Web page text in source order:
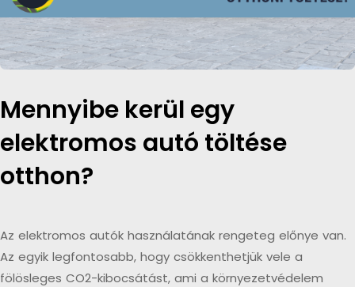
Mennyibe kerül egy
elektromos autó töltése
otthon?
Az elektromos autók használatának rengeteg előnye van.
Az egyik legfontosabb, hogy csökkenthetjük vele a
fölösleges CO2-kibocsátást, ami a környezetvédelem